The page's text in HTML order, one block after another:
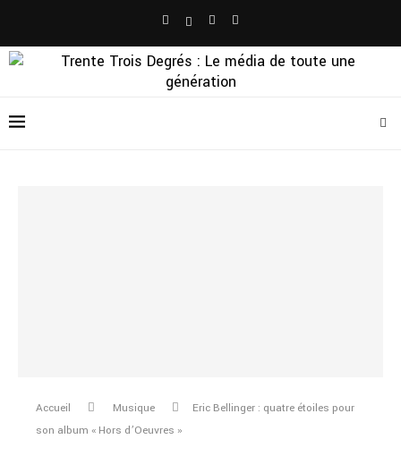
Accueil Musique
Eric Bellinger : quatre étoiles pour
son album « Hors d’Oeuvres »